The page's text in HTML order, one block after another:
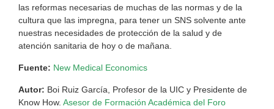
las reformas necesarias de muchas de las normas y de la
cultura que las impregna, para tener un SNS solvente ante
nuestras necesidades de protección de la salud y de
atención sanitaria de hoy o de mañana.
Fuente: New Medical Economics
Autor: Boi Ruiz García, Profesor de la UIC y Presidente de
Know How. Asesor de Formación Académica del Foro